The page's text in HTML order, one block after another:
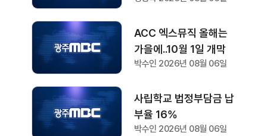
ACC 엑스뮤직 올해는
가을에..10월 1일 개막
박수인 2026년 08월 06일
사립학교 법정부담금 납
부율 16%
박수인 2026년 08월 06일